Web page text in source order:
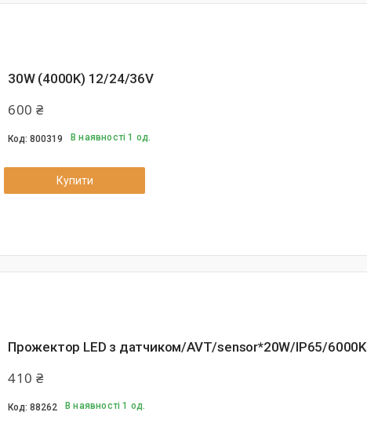
30W (4000K) 12/24/36V
600 ₴
800319 В наявності 1 од.
Купити
Прожектор LED з датчиком/AVT/sensor*20W/IP65/6000K
410 ₴
88262 В наявності 1 од.